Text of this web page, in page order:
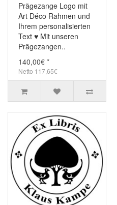
Prägezange Logo mit
Art Déco Rahmen und
Ihrem personalisierten
Text ♥ Mit unseren
Prägezangen..
140,00€ *
Netto 117,65€